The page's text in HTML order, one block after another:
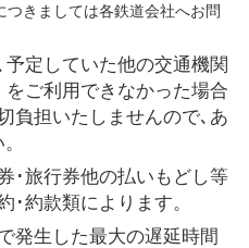
きましては各鉄道会社へお問
定していた他の交通機関
をご利用できなかった場合
負担いたしませんので､あ
･旅行券他の払いもどし等
･約款類によります。
発生した最大の遅延時間